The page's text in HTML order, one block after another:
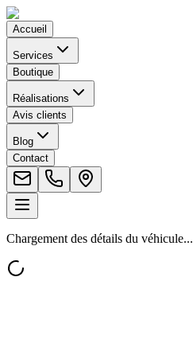
Accueil
Services
Boutique
Réalisations
Avis clients
Blog
Contact
Chargement des détails du véhicule...